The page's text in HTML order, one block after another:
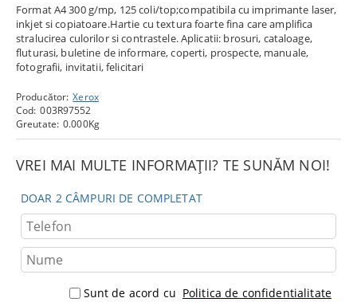
Format A4 300 g/mp, 125 coli/top;compatibila cu imprimante laser,
inkjet si copiatoare.Hartie cu textura foarte fina care amplifica
stralucirea culorilor si contrastele. Aplicatii: brosuri, cataloage,
fluturasi, buletine de informare, coperti, prospecte, manuale,
fotografii, invitatii, felicitari
Producător: Xerox
Cod: 003R97552
Greutate: 0.000Kg
VREI MAI MULTE INFORMAȚII? TE SUNĂM NOI!
DOAR 2 CÂMPURI DE COMPLETAT
Sunt de acord cu Politica de confidentialitate